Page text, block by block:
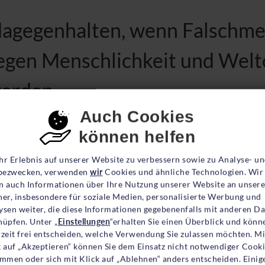
Einstellungen
Auch Cookies
können helfen
Erlebnis auf unserer Website zu verbessern sowie zu Analyse-
verwenden wir Cookies und ähnliche Technologien. Wir
auch Informationen über Ihre Nutzung unserer Website an unsere
insbesondere für soziale Medien, personalisierte Werbung und
weiter, die diese Informationen gegebenenfalls mit anderen
Unter „Einstellungen“erhalten Sie einen Überblick und
frei entscheiden, welche Verwendung Sie zulassen möchten.
„Akzeptieren“ können Sie dem Einsatz nicht notwendiger
oder sich mit Klick auf „Ablehnen“ anders entscheiden.
wenn
Menschlichkeit und
nachdem wir über die üblen Emails diskutiert
wieder erreichen. Was hat sich da verändert
in früheren Zeiten, werden Sie fragen?
Während man in der Vergangenheit anonyme
und Schamgrenze viel niedriger. Wir
sogar mit Bild des Absenders.
gebracht. Alle anderen Mails beantworten
Quellen – in der Hoffnung, Menschen doch